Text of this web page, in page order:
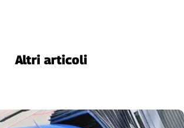
Altri articoli